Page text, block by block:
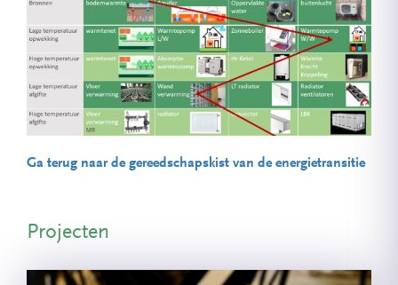
Ga terug naar de gereedschapskist van de energietransitie
Projecten